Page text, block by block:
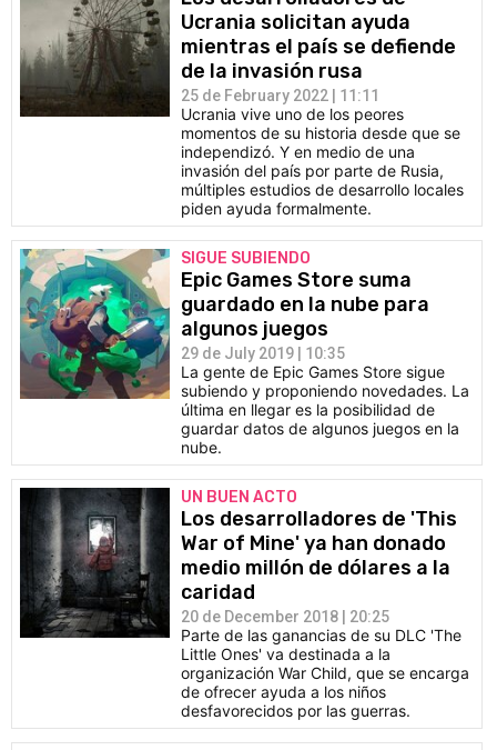
Ucrania solicitan ayuda
mientras el país se defiende
de la invasión rusa
25 de February 2022 | 11:11
Ucrania vive uno de los peores
momentos de su historia desde que se
independizó. Y en medio de una
invasión del país por parte de Rusia,
múltiples estudios de desarrollo locales
piden ayuda formalmente.
SIGUE SUBIENDO
Epic Games Store suma
guardado en la nube para
algunos juegos
29 de July 2019 | 10:35
La gente de Epic Games Store sigue
subiendo y proponiendo novedades. La
última en llegar es la posibilidad de
guardar datos de algunos juegos en la
nube.
UN BUEN ACTO
Los desarrolladores de 'This
War of Mine' ya han donado
medio millón de dólares a la
caridad
20 de December 2018 | 20:25
Parte de las ganancias de su DLC 'The
Little Ones' va destinada a la
organización War Child, que se encarga
de ofrecer ayuda a los niños
desfavorecidos por las guerras.